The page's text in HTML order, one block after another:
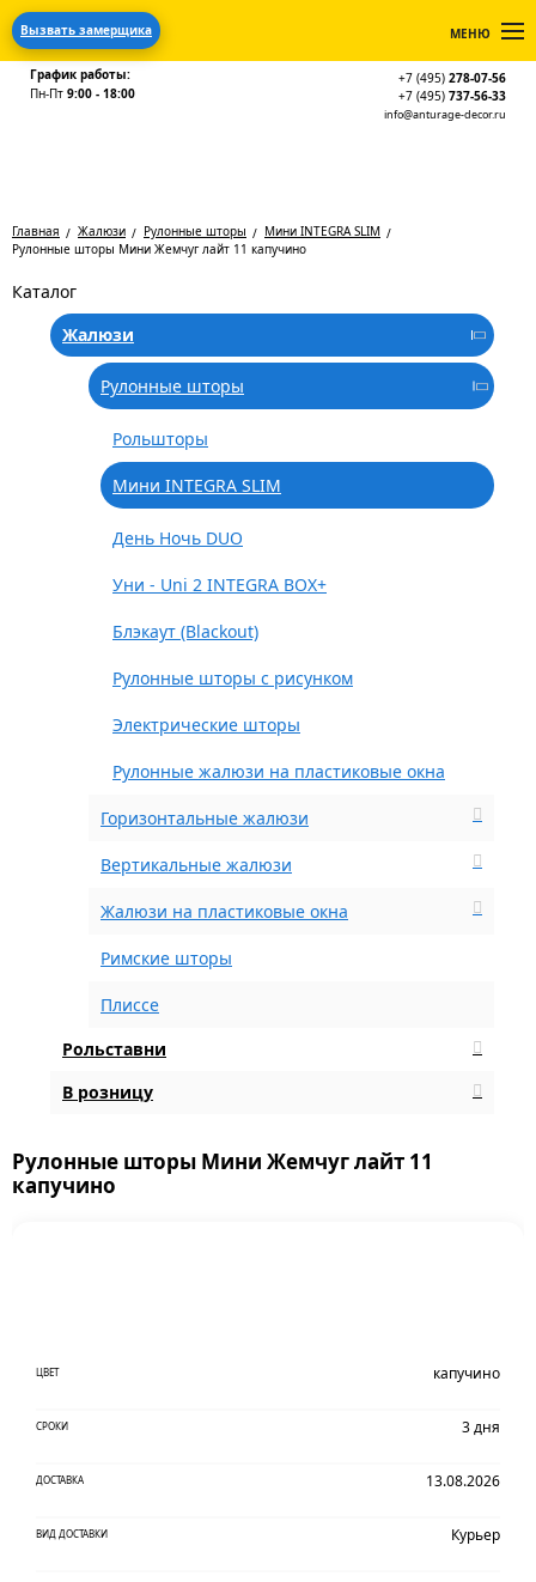
Вызвать замерщика МЕНЮ
График работы:
Пн-Пт 9:00 - 18:00
+7 (495) 278-07-56
+7 (495) 737-56-33
info@anturage-decor.ru
Главная Жалюзи Рулонные шторы
Мини INTEGRA SLIM
Рулонные шторы Мини Жемчуг лайт 11 капучино
Каталог
Жалюзи
Рулонные шторы
Рольшторы
Мини INTEGRA SLIM
День Ночь DUO
Уни - Uni 2 INTEGRA BOX+
Блэкаут (Blackout)
Рулонные шторы с рисунком
Электрические шторы
Рулонные жалюзи на пластиковые окна
Горизонтальные жалюзи
Вертикальные жалюзи
Жалюзи на пластиковые окна
Римские шторы
Плиссе
Рольставни
В розницу
Рулонные шторы Мини Жемчуг лайт 11
капучино
ЦВЕТ капучино
СРОКИ 3 дня
ДОСТАВКА 13.08.2026
ВИД ДОСТАВКИ Курьер